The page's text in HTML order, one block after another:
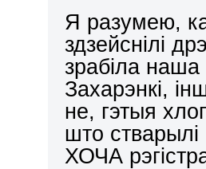
Я разумею,
здзейснілі
зрабіла
Захарэнкі,
не, гэтыя
што
ХОЧА